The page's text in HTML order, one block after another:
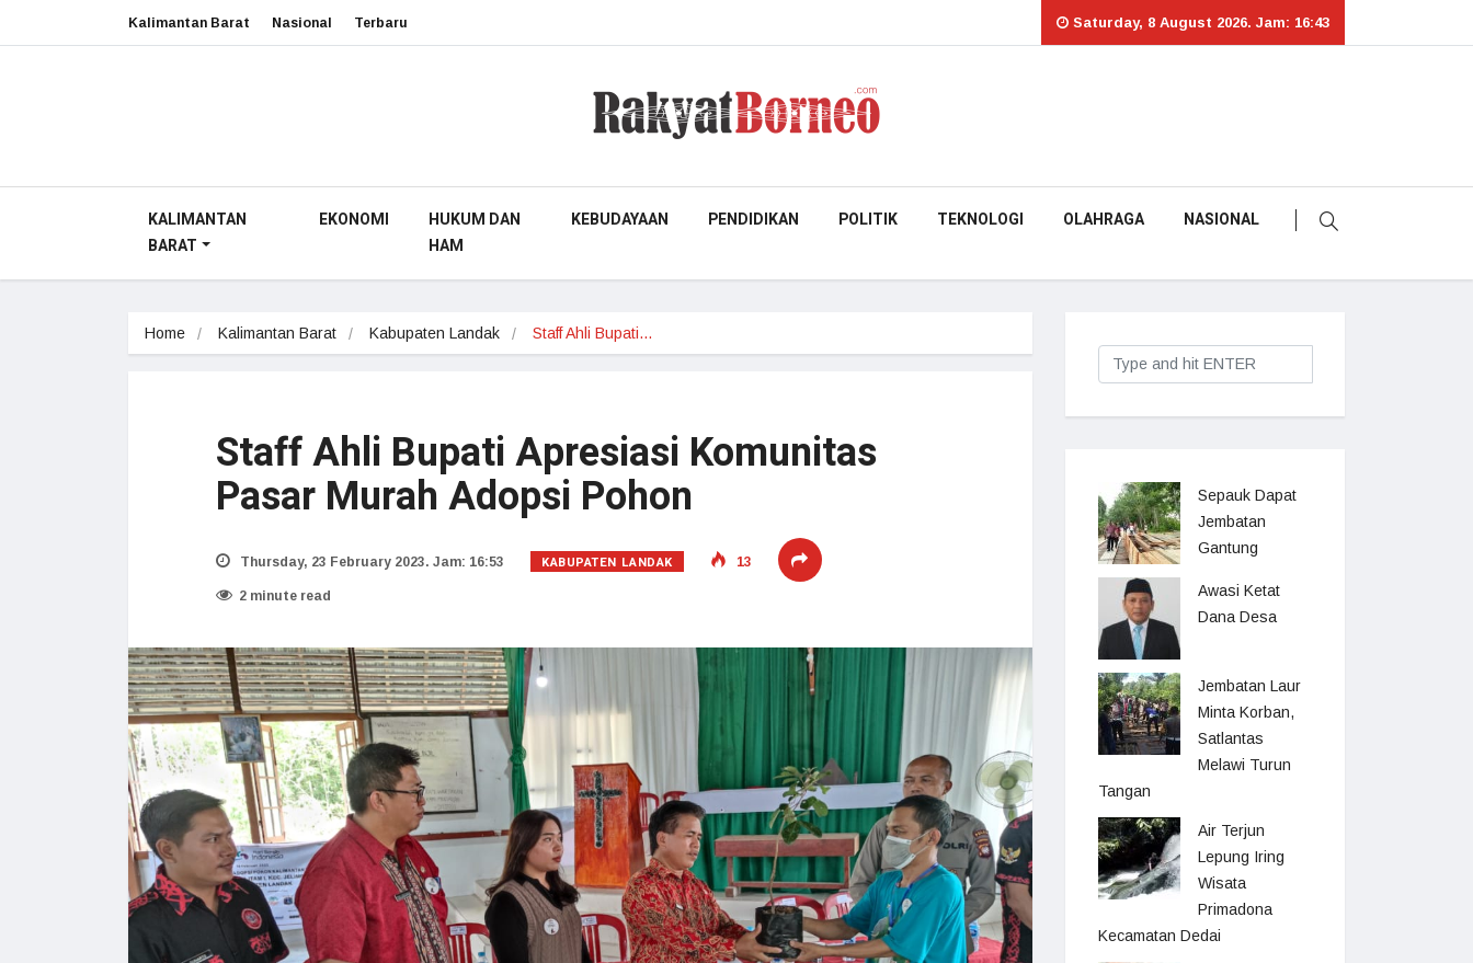
Kalimantan Barat Nasional Terbaru Saturday, 8 August 2026. Jam: 16:43
KALIMANTAN
BARAT
EKONOMI
HUKUM DAN
HAM
KEBUDAYAAN PENDIDIKAN POLITIK TEKNOLOGI OLAHRAGA NASIONAL
Home Kalimantan Barat Kabupaten Landak Staff Ahli Bupati…
Staff Ahli Bupati Apresiasi Komunitas
Pasar Murah Adopsi Pohon
Thursday, 23 February 2023. Jam: 16:53 KABUPATEN LANDAK 13
2 minute read
Sepauk Dapat
Jembatan
Gantung
Awasi Ketat
Dana Desa
Jembatan Laur
Minta Korban,
Satlantas
Melawi Turun
Tangan
Air Terjun
Lepung Iring
Wisata
Primadona
Kecamatan Dedai